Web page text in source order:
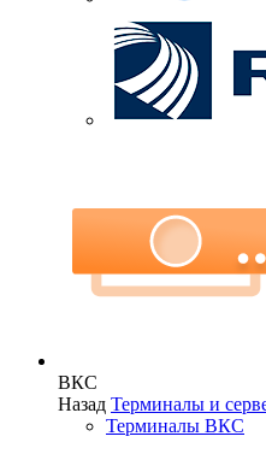
ВКС
Назад Терминалы и
Терминалы ВКС